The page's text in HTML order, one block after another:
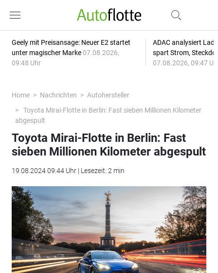
Geely mit Preisansage: Neuer E2 startet
unter magischer Marke 07.08.2026,
09:48 Uhr
ADAC analysiert
spart Strom,
07.08.2026, 09:47
Home Nachrichten
Autohersteller
Toyota Mirai-Flotte in Berlin: Fast sieben Millionen Kilometer
abgespult
Toyota Mirai-Flotte in Berlin: Fast
sieben Millionen Kilometer abgespult
19.08.2024 09:44 Uhr | Lesezeit: 2 min